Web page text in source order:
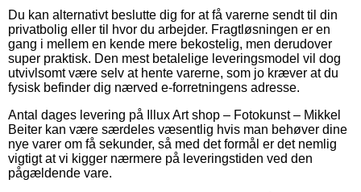
Du kan alternativt beslutte dig for at få varerne sendt til din
privatbolig eller til hvor du arbejder. Fragtløsningen er en
gang i mellem en kende mere bekostelig, men derudover
super praktisk. Den mest betalelige leveringsmodel vil dog
utvivlsomt være selv at hente varerne, som jo kræver at du
fysisk befinder dig nærved e-forretningens adresse.
Antal dages levering på Illux Art shop – Fotokunst – Mikkel
Beiter kan være særdeles væsentlig hvis man behøver dine
nye varer om få sekunder, så med det formål er det nemlig
vigtigt at vi kigger nærmere på leveringstiden ved den
pågældende vare.